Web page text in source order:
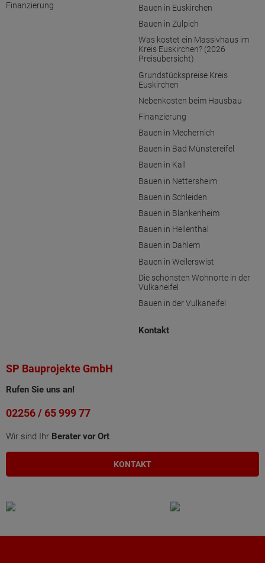
Finanzierung
Bauen in Euskirchen
Bauen in Zülpich
Was kostet ein Massivhaus im
Kreis Euskirchen? (2026
Preisübersicht)
Grundstückspreise Kreis
Euskirchen
Nebenkosten beim Hausbau
Finanzierung
Bauen in Mechernich
Bauen in Bad Münstereifel
Bauen in Kall
Bauen in Nettersheim
Bauen in Schleiden
Bauen in Blankenheim
Bauen in Hellenthal
Bauen in Dahlem
Bauen in Weilerswist
Die schönsten Wohnorte in der
Vulkaneifel
Bauen in der Vulkaneifel
Kontakt
SP Bauprojekte GmbH
Rufen Sie uns an!
02256 / 65 999 77
Wir sind Ihr Berater vor Ort
KONTAKT